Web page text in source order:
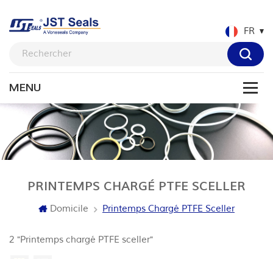
FR
PRINTEMPS CHARGÉ PTFE SCELLER
Domicile Printemps Chargé PTFE Sceller
2 "Printemps chargé PTFE sceller"